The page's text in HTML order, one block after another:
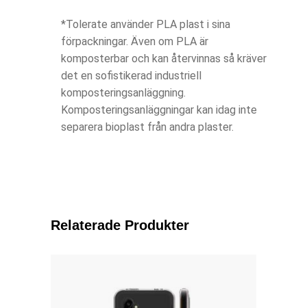
*Tolerate använder PLA plast i sina
förpackningar. Även om PLA är
komposterbar och kan återvinnas så kräver
det en sofistikerad industriell
komposteringsanläggning.
Komposteringsanläggningar kan idag inte
separera bioplast från andra plaster.
Relaterade Produkter